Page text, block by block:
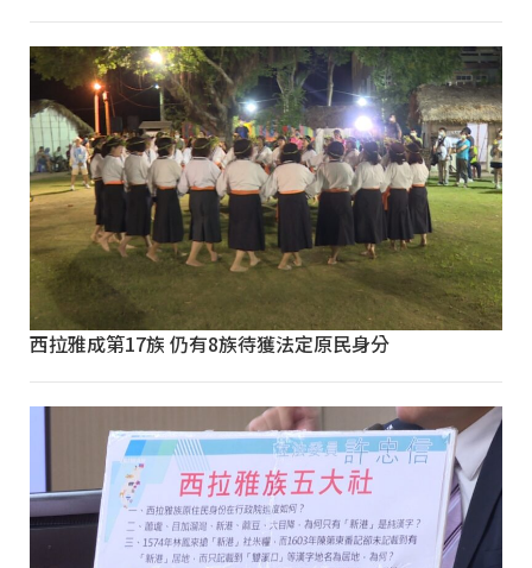
西拉雅成第17族 仍有8族待獲法定原民身分